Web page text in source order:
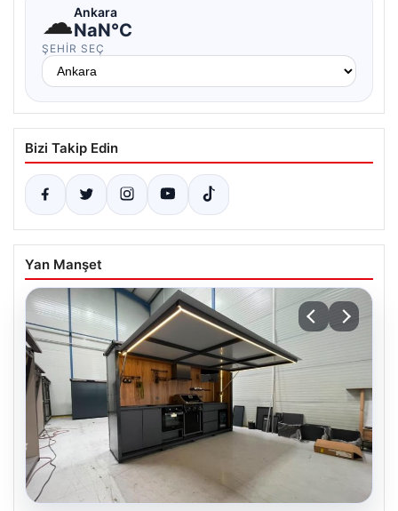
☁Ankara
NaN°C
ŞEHIR SEÇ
Bizi Takip Edin
Yan Manşet